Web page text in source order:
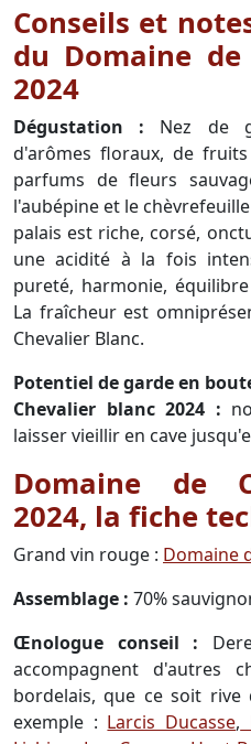
Conseils et
du Domaine
2024
Dégustation : Nez de
d'arômes floraux, de
parfums de fleurs
l'aubépine et le
palais est riche, corsé,
une acidité à la fois
pureté, harmonie,
La fraîcheur est
Chevalier Blanc.
Potentiel de garde en
Chevalier blanc 2024 :
laisser vieillir en cave
Domaine de
2024, la fiche
Grand vin rouge : Domaine
Assemblage : 70%
Œnologue conseil :
accompagnent d'autres
bordelais, que ce soit
exemple : Larcis Ducasse,